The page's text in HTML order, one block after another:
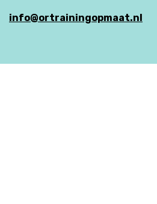
info@ortrainingopmaat.nl